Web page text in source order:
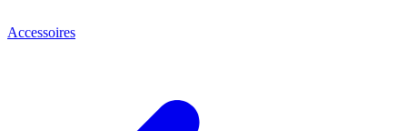
Accessoires